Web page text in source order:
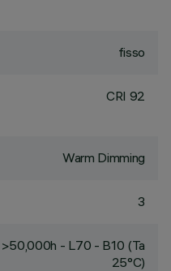
fisso
CRI 92
Warm Dimming
3
>50,000h - L70 - B10 (Ta
25°C)